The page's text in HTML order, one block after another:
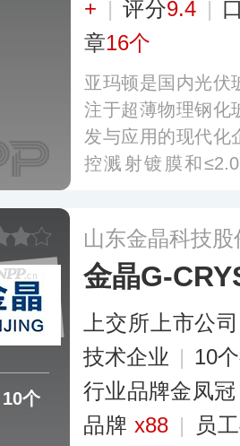
+ | 评分9.4 |
章16个
亚玛顿是国内光伏
注于超薄物理钢化
发与应用的现代化
控溅射镀膜和
化（BIPV）等市
10个
山东金晶科技
金晶G-
上交所上市公司
技术企业 | 10
行业品牌金凤冠
品牌x88 | 员工